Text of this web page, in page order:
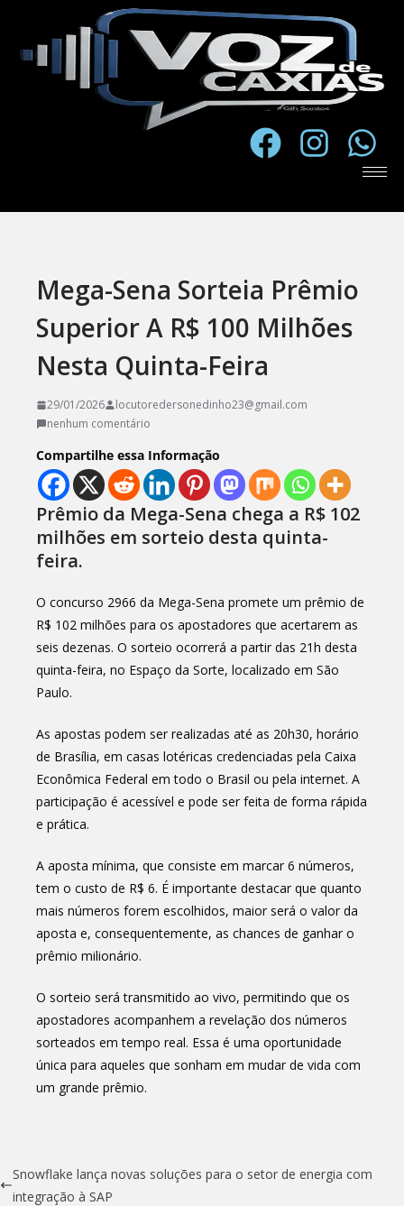
Mega-Sena Sorteia Prêmio
Superior A R$ 100 Milhões
Nesta Quinta-Feira
29/01/2026
locutoredersonedinho23@gmail.com
nenhum comentário
Compartilhe essa Informação
Prêmio da Mega-Sena chega a R$ 102
milhões em sorteio desta quinta-
feira.
O concurso 2966 da Mega-Sena promete um prêmio de
R$ 102 milhões para os apostadores que acertarem as
seis dezenas. O sorteio ocorrerá a partir das 21h desta
quinta-feira, no Espaço da Sorte, localizado em São
Paulo.
As apostas podem ser realizadas até as 20h30, horário
de Brasília, em casas lotéricas credenciadas pela Caixa
Econômica Federal em todo o Brasil ou pela internet. A
participação é acessível e pode ser feita de forma rápida
e prática.
A aposta mínima, que consiste em marcar 6 números,
tem o custo de R$ 6. É importante destacar que quanto
mais números forem escolhidos, maior será o valor da
aposta e, consequentemente, as chances de ganhar o
prêmio milionário.
O sorteio será transmitido ao vivo, permitindo que os
apostadores acompanhem a revelação dos números
sorteados em tempo real. Essa é uma oportunidade
única para aqueles que sonham em mudar de vida com
um grande prêmio.
Snowflake lança novas soluções para o setor de energia com
integração à SAP